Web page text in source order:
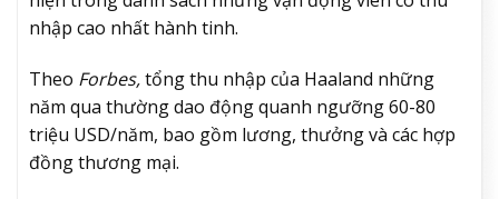
nhập cao nhất hành tinh.
Theo Forbes,tổng thu nhập của Haaland những
năm qua thường dao động quanh ngưỡng 60-80
triệu USD/năm, bao gồm lương, thưởng và các hợp
đồng thương mại.